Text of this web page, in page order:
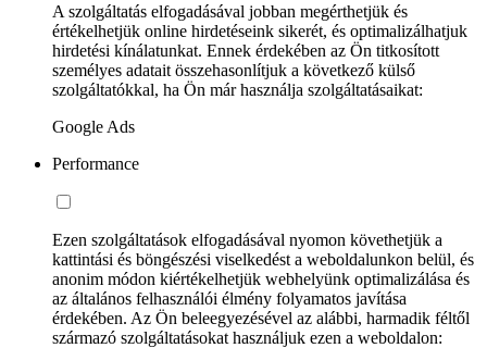
A szolgáltatás elfogadásával jobban megérthetjük és
értékelhetjük online hirdetéseink sikerét, és optimalizálhatjuk
hirdetési kínálatunkat. Ennek érdekében az Ön titkosított
személyes adatait összehasonlítjuk a következő külső
szolgáltatókkal, ha Ön már használja szolgáltatásaikat:
Google Ads
Performance
Ezen szolgáltatások elfogadásával nyomon követhetjük a
kattintási és böngészési viselkedést a weboldalunkon belül, és
anonim módon kiértékelhetjük webhelyünk optimalizálása és
az általános felhasználói élmény folyamatos javítása
érdekében. Az Ön beleegyezésével az alábbi, harmadik féltől
származó szolgáltatásokat használjuk ezen a weboldalon: